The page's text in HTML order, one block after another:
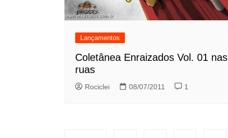
Lançamentos
Coletânea Enraizados Vol. 01 nas
ruas
Rociclei 08/07/2011 1